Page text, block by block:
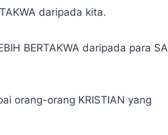
daripada kita.
BERTAKWA daripada para
orang-orang KRISTIAN yang